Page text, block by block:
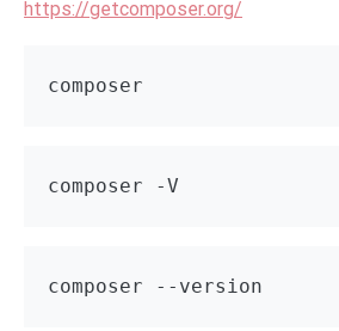
https://getcomposer.org/
composer
composer -V
composer --version